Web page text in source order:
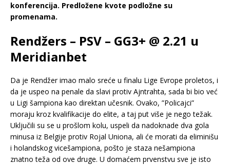
konferencija. Predložene kvote podložne su
promenama.
Rendžers – PSV – GG3+ @ 2.21 u
Meridianbet
Da je Rendžer imao malo sreće u finalu Lige Evrope proletos, i
da je uspeo na penale da slavi protiv Ajntrahta, sada bi bio već
u Ligi šampiona kao direktan učesnik. Ovako, ”Policajci”
moraju kroz kvalifikacije do elite, a taj put više je nego težak.
Uključili su se u prošlom kolu, uspeli da nadoknade dva gola
minusa iz Belgije protiv Rojal Uniona, ali će morati da eliminišu
i holandskog vicešampiona, pošto je staza nešampiona
znatno teža od ove druge. U domaćem prvenstvu sve je isto